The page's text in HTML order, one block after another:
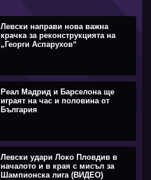
Левски направи нова важна
крачка за реконструкцията на
„Георги Аспарухов“
Реал Мадрид и Барселона ще
играят на час и половина от
България
Левски удари Локо Пловдив в
началото и в края с мисъл за
Шампионска лига (ВИДЕО)